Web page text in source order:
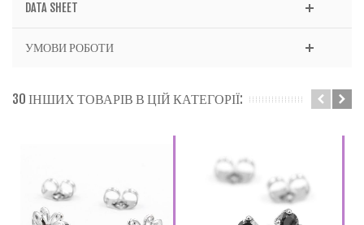
DATA SHEET
УМОВИ РОБОТИ
30 ІНШИХ ТОВАРІВ В ЦІЙ КАТЕГОРІЇ: